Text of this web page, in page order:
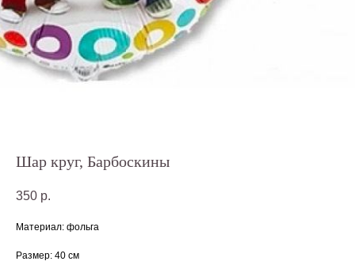
Шар круг, Барбоскины
350 р.
Материал: фольга
Размер: 40 см